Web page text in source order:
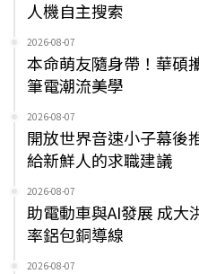
人機自主搜索
2026-08-07
本命萌友隨身帶！華碩
筆電潮流美學
2026-08-07
開放世界音速小子幕後
給新鮮人的求職建議
2026-08-07
助電動車與AI發展 成大
率鋁包銅導線
2026-08-07